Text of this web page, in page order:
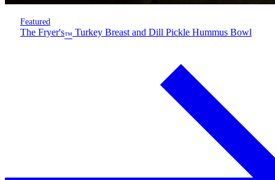
Featured
The Fryer's™ Turkey Breast and Dill Pickle Hummus Bowl